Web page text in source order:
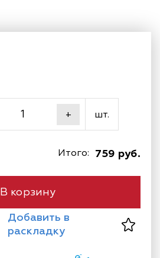
+ шт.
759 руб.
Итого:
В корзину
Добавить в
раскладку